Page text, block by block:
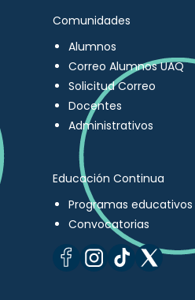
Comunidades
Alumnos
Correo Alumnos UAQ
Solicitud Correo
Docentes
Administrativos
Educación Continua
Programas educativos
Convocatorias